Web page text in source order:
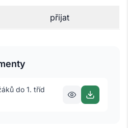
přijat
do 1. tříd